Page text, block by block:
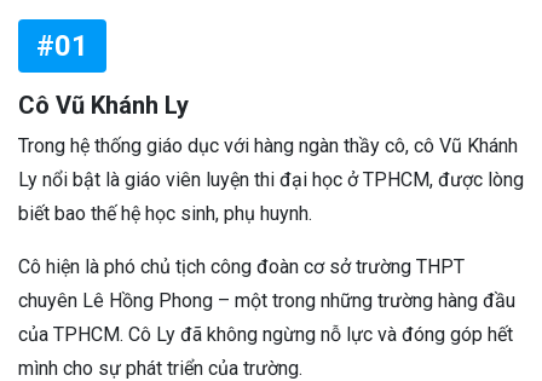
#01
Cô Vũ Khánh Ly
Trong hệ thống giáo dục với hàng ngàn thầy cô, cô Vũ Khánh
Ly nổi bật là giáo viên luyện thi đại học ở TPHCM, được lòng
biết bao thế hệ học sinh, phụ huynh.
Cô hiện là phó chủ tịch công đoàn cơ sở trường THPT
chuyên Lê Hồng Phong – một trong những trường hàng đầu
của TPHCM. Cô Ly đã không ngừng nỗ lực và đóng góp hết
mình cho sự phát triển của trường.